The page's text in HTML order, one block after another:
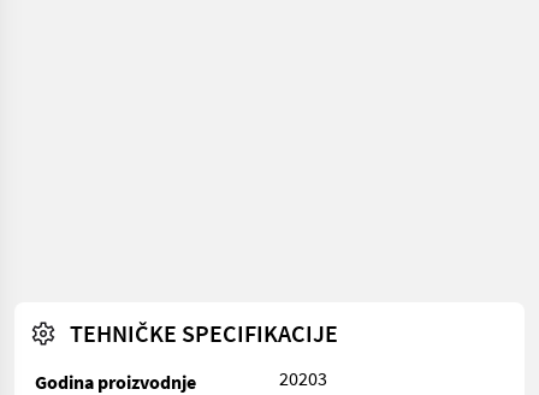
TEHNIČKE SPECIFIKACIJE
Godina proizvodnje
20203